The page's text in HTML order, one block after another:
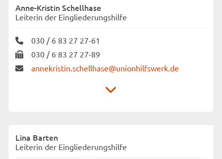
Anne-Kristin Schellhase
Leiterin der Eingliederungshilfe
030 / 6 83 27 27-61
030 / 6 83 27 27-89
annekristin.schellhase@unionhilfswerk.de
Unionhilfswerk Sozialeinrichtungen
Agricolastraße 26
10555 Berlin
Lina Barten
Leiterin der Eingliederungshilfe